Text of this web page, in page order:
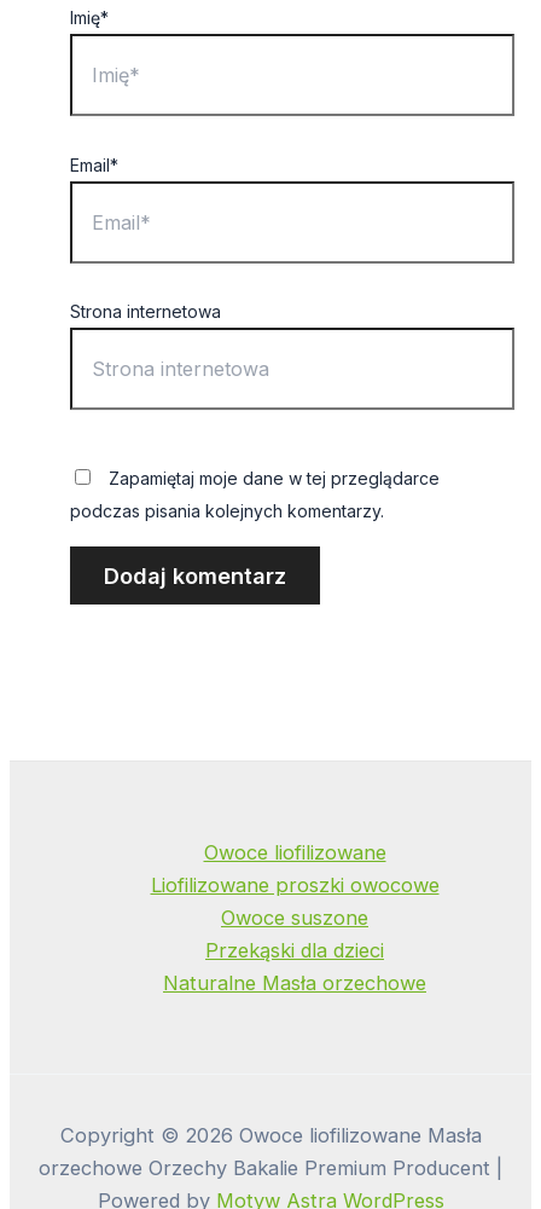
Imię*
Email*
Strona internetowa
Zapamiętaj moje dane w tej przeglądarce
podczas pisania kolejnych komentarzy.
Owoce liofilizowane
Liofilizowane proszki owocowe
Owoce suszone
Przekąski dla dzieci
Naturalne Masła orzechowe
Copyright © 2026 Owoce liofilizowane Masła
orzechowe Orzechy Bakalie Premium Producent |
Powered by Motyw Astra WordPress